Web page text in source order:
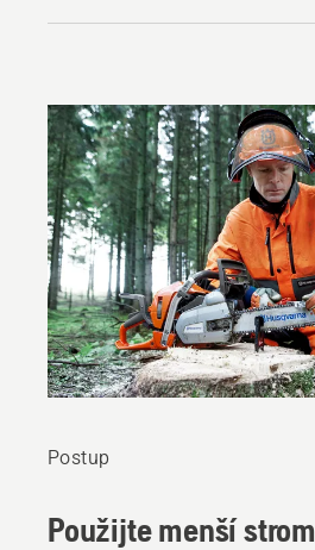
Postup
Použijte menší strom